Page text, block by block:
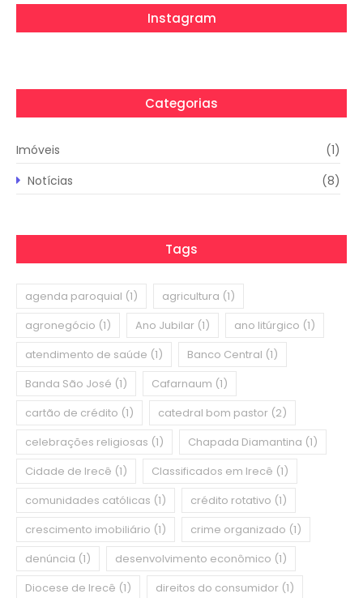
Instagram
Categorias
Imóveis
(1)
Notícias
(8)
Tags
agenda paroquial (1) agricultura (1)
agronegócio (1) Ano Jubilar (1) ano litúrgico (1)
atendimento de saúde (1) Banco Central (1)
Banda São José (1) Cafarnaum (1)
cartão de crédito (1) catedral bom pastor (2)
celebrações religiosas (1) Chapada Diamantina (1)
Cidade de Irecê (1) Classificados em Irecê (1)
comunidades católicas (1) crédito rotativo (1)
crescimento imobiliário (1) crime organizado (1)
denúncia (1) desenvolvimento econômico (1)
Diocese de Irecê (1) direitos do consumidor (1)